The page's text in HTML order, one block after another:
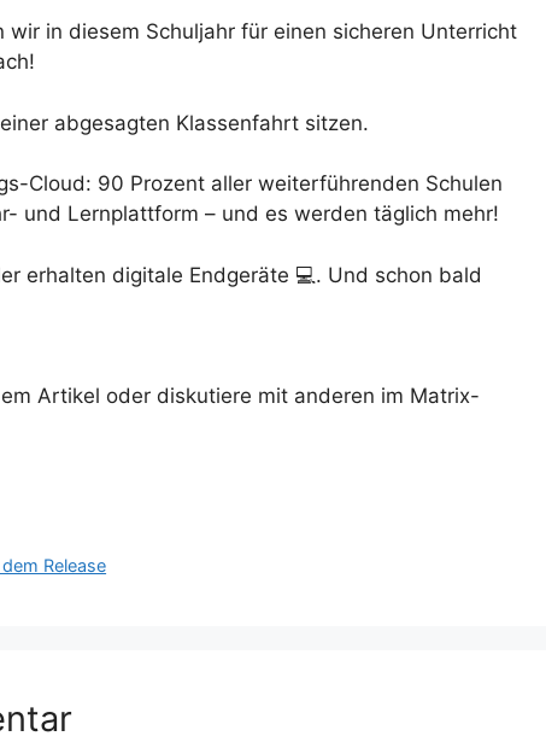
in diesem Schuljahr für einen sicheren Unterricht
abgesagten Klassenfahrt sitzen.
Cloud: 90 Prozent aller weiterführenden Schulen
und Lernplattform – und es werden täglich mehr!
erhalten digitale Endgeräte 💻. Und schon bald
Artikel oder diskutiere mit anderen im Matrix-
Release